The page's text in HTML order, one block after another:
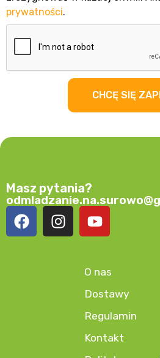
prywatności.
CHCĘ SIĘ
O nas
Dostawy
Regulamin
Kontakt
Masz pytania?